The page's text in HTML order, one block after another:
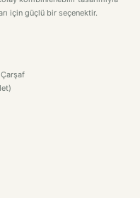
için güçlü bir seçenektir.